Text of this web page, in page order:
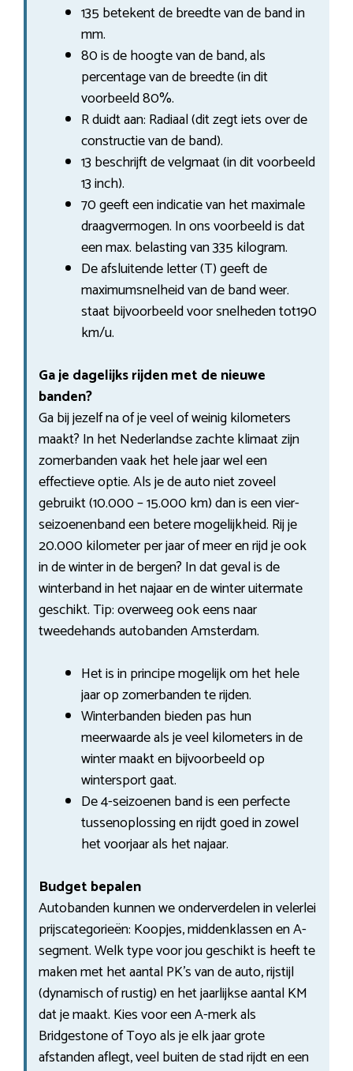
135 betekent de breedte van de band in
mm.
80 is de hoogte van de band, als
percentage van de breedte (in dit
voorbeeld 80%.
R duidt aan: Radiaal (dit zegt iets over de
constructie van de band).
13 beschrijft de velgmaat (in dit voorbeeld
13 inch).
70 geeft een indicatie van het maximale
draagvermogen. In ons voorbeeld is dat
een max. belasting van 335 kilogram.
De afsluitende letter (T) geeft de
maximumsnelheid van de band weer.
staat bijvoorbeeld voor snelheden tot190
km/u.
Ga je dagelijks rijden met de nieuwe
banden?
Ga bij jezelf na of je veel of weinig kilometers
maakt? In het Nederlandse zachte klimaat zijn
zomerbanden vaak het hele jaar wel een
effectieve optie. Als je de auto niet zoveel
gebruikt (10.000 – 15.000 km) dan is een vier-
seizoenenband een betere mogelijkheid. Rij je
20.000 kilometer per jaar of meer en rijd je ook
in de winter in de bergen? In dat geval is de
winterband in het najaar en de winter uitermate
geschikt. Tip: overweeg ook eens naar
tweedehands autobanden Amsterdam.
Het is in principe mogelijk om het hele
jaar op zomerbanden te rijden.
Winterbanden bieden pas hun
meerwaarde als je veel kilometers in de
winter maakt en bijvoorbeeld op
wintersport gaat.
De 4-seizoenen band is een perfecte
tussenoplossing en rijdt goed in zowel
het voorjaar als het najaar.
Budget bepalen
Autobanden kunnen we onderverdelen in velerlei
prijscategorieën: Koopjes, middenklassen en A-
segment. Welk type voor jou geschikt is heeft te
maken met het aantal PK’s van de auto, rijstijl
(dynamisch of rustig) en het jaarlijkse aantal KM
dat je maakt. Kies voor een A-merk als
Bridgestone of Toyo als je elk jaar grote
afstanden aflegt, veel buiten de stad rijdt en een